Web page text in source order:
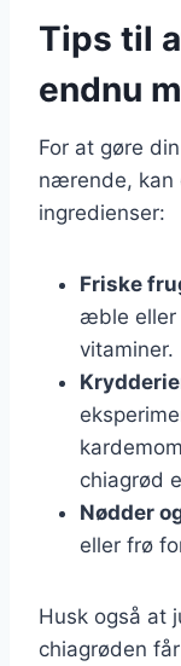
Tips til
endnu
For at gøre
nærende, kan
ingredienser:
Friske
æble eller
vitaminer.
chiagrød
Nødder
eller frø
Husk også at
chiagrøden